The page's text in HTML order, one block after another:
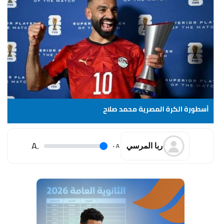
أسطورة الكرة المصرية محمد صلاح
ربا المرسي A
.
.A